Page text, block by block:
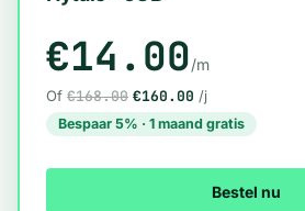
€14.00/m
Of €168.00 €160.00 /j
Bespaar 5% · 1 maand gratis
Bestel nu